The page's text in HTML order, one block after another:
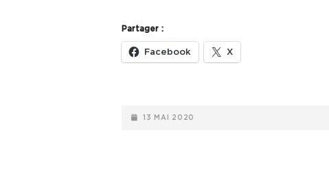
Partager :
Facebook X
POSTED-
13 MAI 2020